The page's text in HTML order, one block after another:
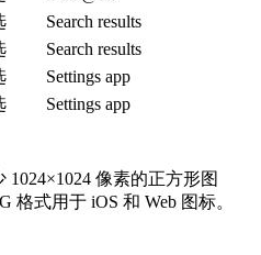
Search results
Search results
Settings app
Settings app
像素的正方形图
格式用于 iOS 和 Web 图标。